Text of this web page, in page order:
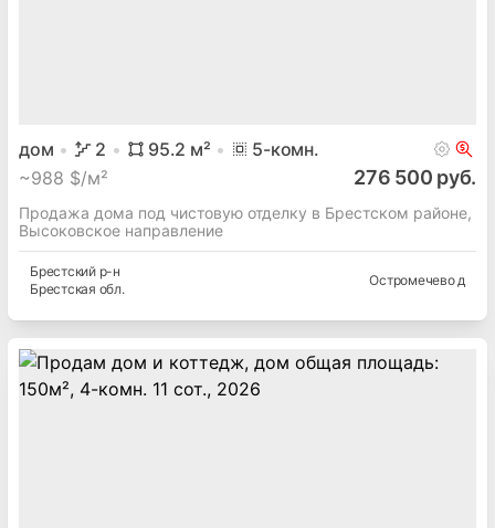
дом 2 95.2 м² 5-комн.
~988 $/м² 276 500 руб.
Продажа дома под чистовую отделку в Брестском районе,
Высоковское направление
Брестский р-н
Брестская обл.
Остромечево д